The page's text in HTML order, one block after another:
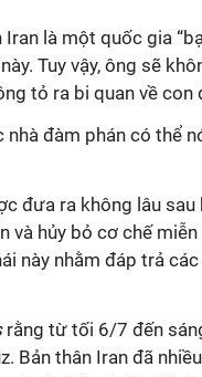
là một quốc gia
Tuy vậy, ông sẽ
tỏ ra bi quan về
đàm phán có thể
đưa ra không lâu
và hủy bỏ cơ chế
này nhằm đáp trả
rằng từ tối 6/7 đến
Bản thân Iran đã